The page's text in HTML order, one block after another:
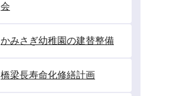
会
かみさぎ幼稚園の建替整備
橋梁長寿命化修繕計画